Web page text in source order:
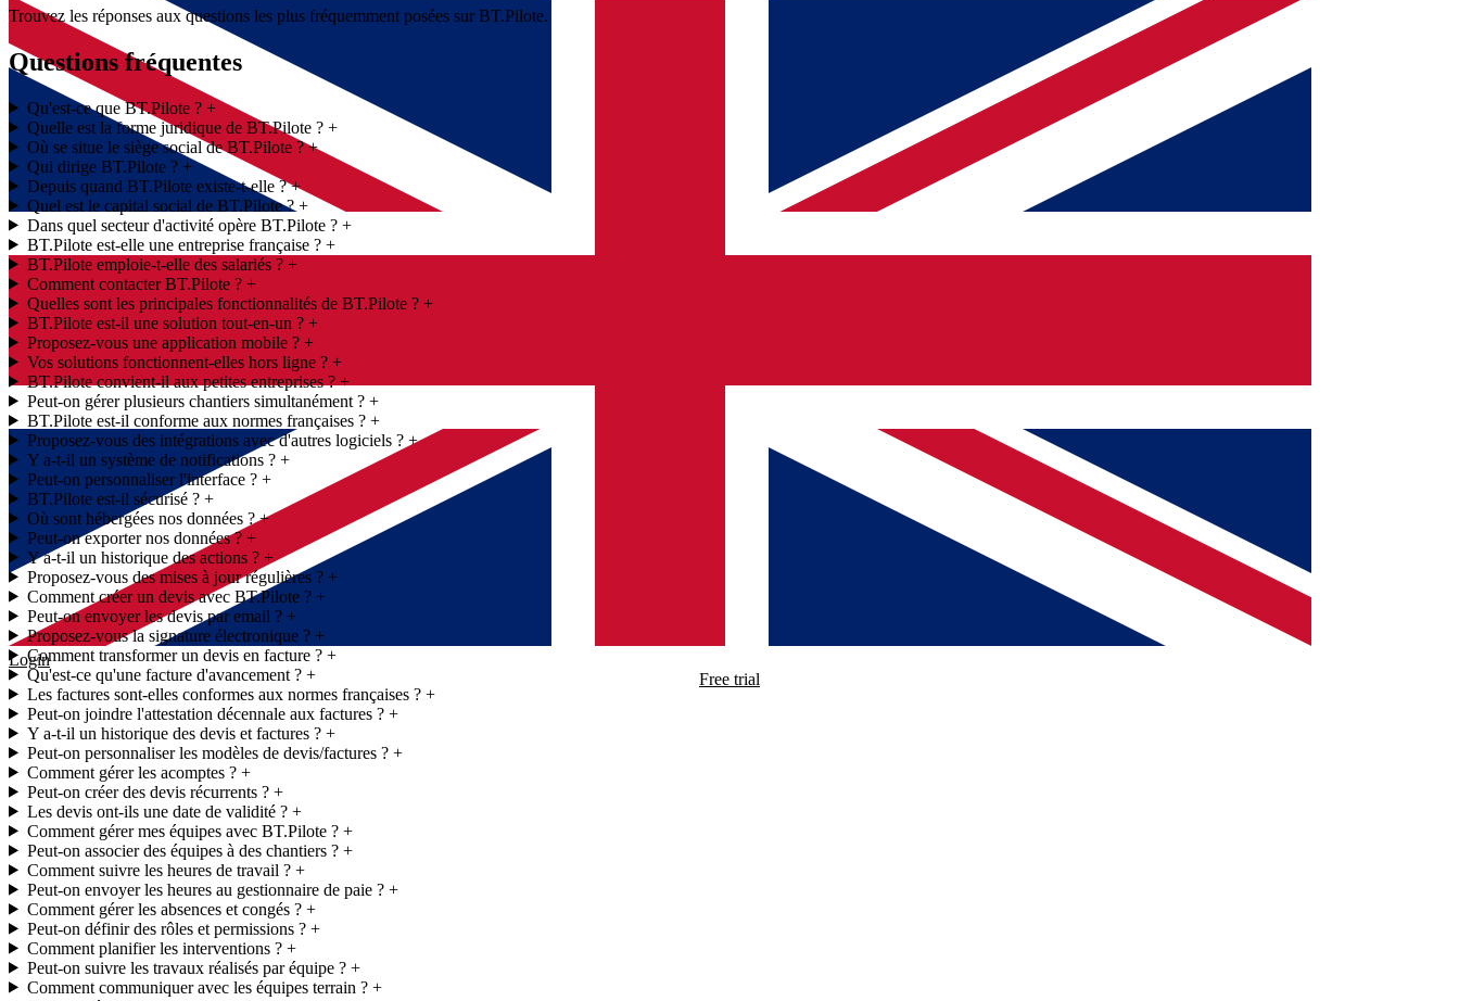
Login
Free trial
Trouvez les réponses aux questions les plus fréquemment posées sur BT.Pilote.
Questions fréquentes
Qu'est-ce que BT.Pilote ?
Quelle est la forme juridique de BT.Pilote ?
Où se situe le siège social de BT.Pilote ?
Qui dirige BT.Pilote ?
Depuis quand BT.Pilote existe-t-elle ?
Quel est le capital social de BT.Pilote ?
Dans quel secteur d'activité opère BT.Pilote ?
BT.Pilote est-elle une entreprise française ?
BT.Pilote emploie-t-elle des salariés ?
Comment contacter BT.Pilote ?
Quelles sont les principales fonctionnalités de BT.Pilote ?
BT.Pilote est-il une solution tout-en-un ?
Proposez-vous une application mobile ?
Vos solutions fonctionnent-elles hors ligne ?
BT.Pilote convient-il aux petites entreprises ?
Peut-on gérer plusieurs chantiers simultanément ?
BT.Pilote est-il conforme aux normes françaises ?
Proposez-vous des intégrations avec d'autres logiciels ?
Y a-t-il un système de notifications ?
Peut-on personnaliser l'interface ?
BT.Pilote est-il sécurisé ?
Où sont hébergées nos données ?
Peut-on exporter nos données ?
Y a-t-il un historique des actions ?
Proposez-vous des mises à jour régulières ?
Comment créer un devis avec BT.Pilote ?
Peut-on envoyer les devis par email ?
Proposez-vous la signature électronique ?
Comment transformer un devis en facture ?
Qu'est-ce qu'une facture d'avancement ?
Les factures sont-elles conformes aux normes françaises ?
Peut-on joindre l'attestation décennale aux factures ?
Y a-t-il un historique des devis et factures ?
Peut-on personnaliser les modèles de devis/factures ?
Comment gérer les acomptes ?
Peut-on créer des devis récurrents ?
Les devis ont-ils une date de validité ?
Comment gérer mes équipes avec BT.Pilote ?
Peut-on associer des équipes à des chantiers ?
Comment suivre les heures de travail ?
Peut-on envoyer les heures au gestionnaire de paie ?
Comment gérer les absences et congés ?
Peut-on définir des rôles et permissions ?
Comment planifier les interventions ?
Peut-on suivre les travaux réalisés par équipe ?
Comment communiquer avec les équipes terrain ?